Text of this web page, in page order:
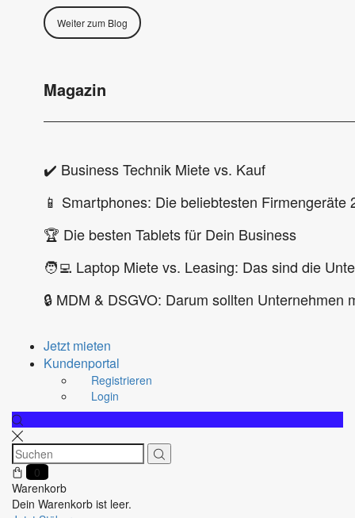
Weiter zum Blog
Magazin
✔️ Business Technik Miete vs. Kauf
📱 Smartphones: Die beliebtesten Firmengeräte
🏆 Die besten Tablets für Dein Business
🧑‍💻 Laptop Miete vs. Leasing: Das sind die
🔒 MDM & DSGVO: Darum sollten
Jetzt mieten
Kundenportal
Registrieren
Login
0
Warenkorb
Dein Warenkorb ist leer.